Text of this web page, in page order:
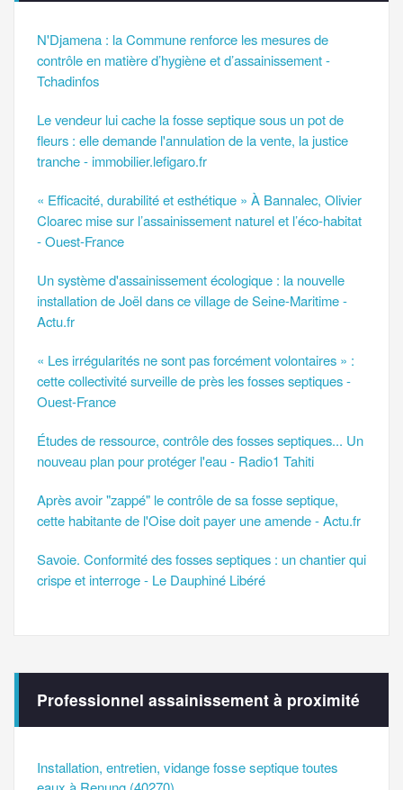
N'Djamena : la Commune renforce les mesures de
contrôle en matière d’hygiène et d’assainissement -
Tchadinfos
Le vendeur lui cache la fosse septique sous un pot de
fleurs : elle demande l'annulation de la vente, la justice
tranche - immobilier.lefigaro.fr
« Efficacité, durabilité et esthétique » À Bannalec, Olivier
Cloarec mise sur l’assainissement naturel et l’éco-habitat
- Ouest-France
Un système d'assainissement écologique : la nouvelle
installation de Joël dans ce village de Seine-Maritime -
Actu.fr
« Les irrégularités ne sont pas forcément volontaires » :
cette collectivité surveille de près les fosses septiques -
Ouest-France
Études de ressource, contrôle des fosses septiques... Un
nouveau plan pour protéger l'eau - Radio1 Tahiti
Après avoir "zappé" le contrôle de sa fosse septique,
cette habitante de l'Oise doit payer une amende - Actu.fr
Savoie. Conformité des fosses septiques : un chantier qui
crispe et interroge - Le Dauphiné Libéré
Professionnel assainissement à proximité
Installation, entretien, vidange fosse septique toutes